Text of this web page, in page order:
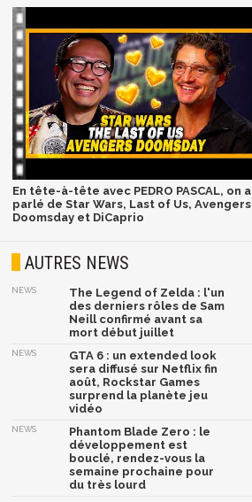
En tête-à-tête avec PEDRO PASCAL, on a
parlé de Star Wars, Last of Us, Avengers
Doomsday et DiCaprio
AUTRES NEWS
NEWS
The Legend of Zelda : l'un
des derniers rôles de Sam
Neill confirmé avant sa
mort début juillet
NEWS
GTA 6 : un extended look
sera diffusé sur Netflix fin
août, Rockstar Games
surprend la planète jeu
vidéo
NEWS
Phantom Blade Zero : le
développement est
bouclé, rendez-vous la
semaine prochaine pour
du très lourd